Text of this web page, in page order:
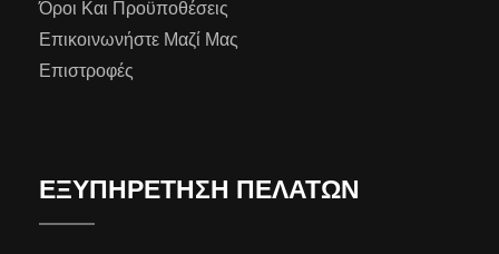
Όροι Και Προϋποθέσεις
Επικοινωνήστε Μαζί Μας
Επιστροφές
ΕΞΥΠΗΡΕΤΗΣΗ ΠΕΛΑΤΩΝ